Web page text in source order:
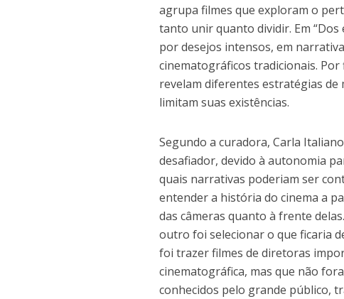
agrupa filmes que exploram o
tanto unir quanto dividir. Em
por desejos intensos, em
cinematográficos tradicionais. Por
revelam diferentes estratégias de
limitam suas existências.
Segundo a curadora, Carla
desafiador, devido à autonomia
quais narrativas poderiam ser
entender a história do cinema a
das câmeras quanto à frente
outro foi selecionar o que ficaria
foi trazer filmes de diretoras
cinematográfica, mas que não
conhecidos pelo grande público,